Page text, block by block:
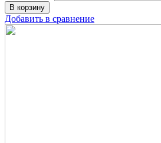
Добавить в сравнение